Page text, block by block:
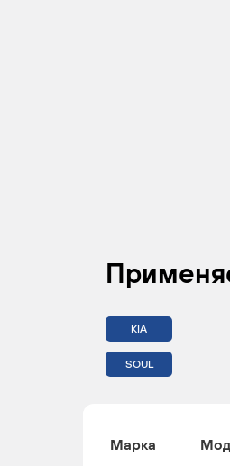
KIA
SOUL
Марка